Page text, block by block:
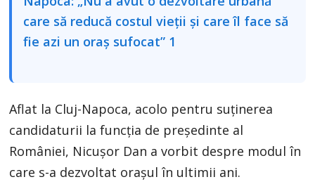
Aflat la Cluj-Napoca, acolo pentru suținerea
candidaturii la funcția de președinte al
României, Nicușor Dan a vorbit despre modul în
care s-a dezvoltat orașul în ultimii ani.